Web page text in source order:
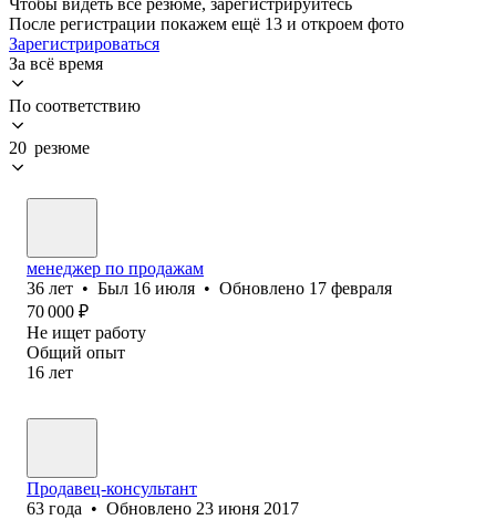
После регистрации покажем ещё 13 и откроем фото
Зарегистрироваться
За всё время
По соответствию
20 резюме
менеджер по продажам
36 лет • Был 16 июля • Обновлено 17 февраля
70 000 ₽
Не ищет работу
Общий опыт
16 лет
Продавец-консультант
63 года • Обновлено 23 июня 2017